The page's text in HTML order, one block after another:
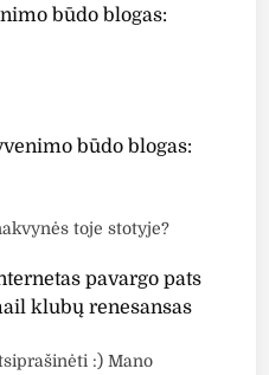
būdo blogas:
būdo blogas:
toje stotyje?
pavargo pats
klubų renesansas
:) Mano